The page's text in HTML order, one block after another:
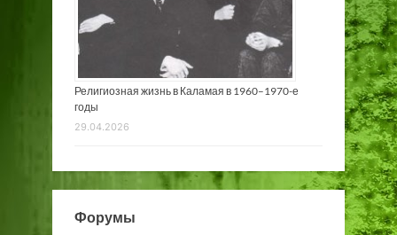
Религиозная жизнь в Каламая в 1960–1970-е
годы
29.04.2026
Форумы